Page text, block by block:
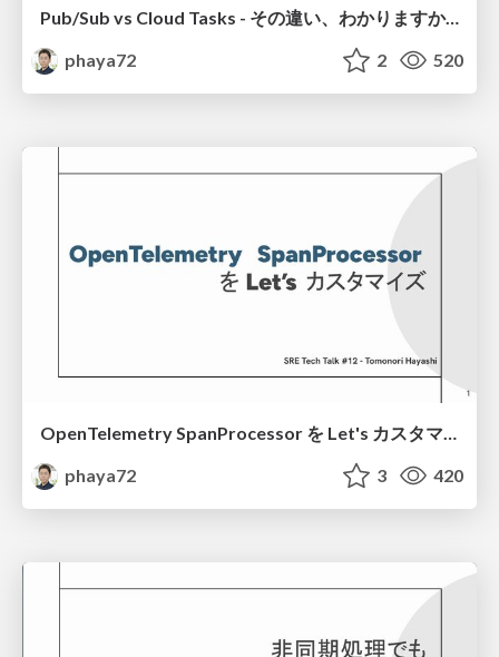
Pub/Sub vs Cloud Tasks - その違い、わかりますか？-
phaya72
2 520
OpenTelemetry SpanProcessor を Let's カスタマイズ！
phaya72
3 420